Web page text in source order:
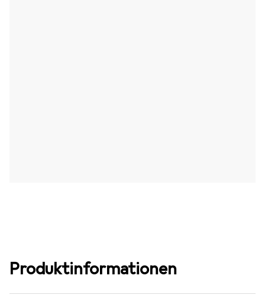
Produktinformationen